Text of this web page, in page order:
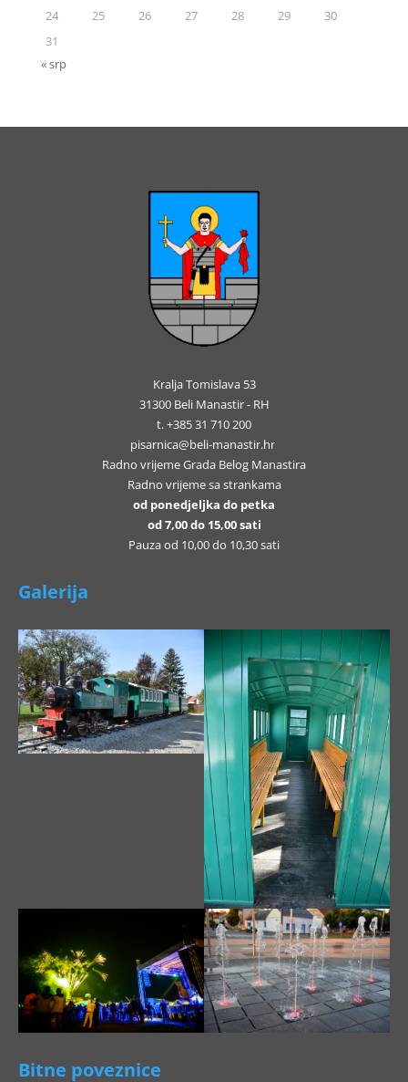
24
25 26 27 28 29
30
31
« srp
Kralja Tomislava 53
31300 Beli Manastir - RH
t. +385 31 710 200
pisarnica@beli-manastir.hr
Radno vrijeme Grada Belog Manastira
Radno vrijeme sa strankama
od ponedjeljka do petka
od 7,00 do 15,00 sati
Pauza od 10,00 do 10,30 sati
Galerija
Bitne poveznice